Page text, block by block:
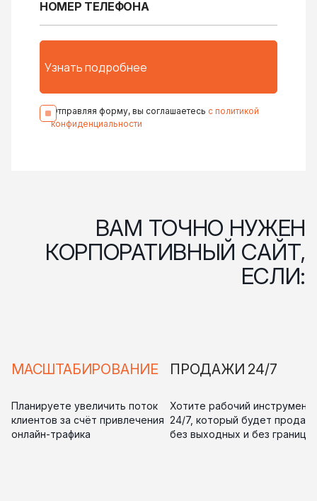
Отправляя форму, вы соглашаетесь с политикой
конфиденциальности
ВАМ ТОЧНО НУЖЕН
КОРПОРАТИВНЫЙ САЙТ,
ЕСЛИ:
МАСШТАБИРОВАНИЕ
Планируете увеличить поток
клиентов за счёт привлечения
онлайн-трафика
ПРОДАЖИ 24/7
Хотите рабочий инструмент
24/7, который будет
без выходных и без границ